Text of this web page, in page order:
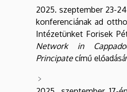
2025. szeptember 23-
konferenciának ad
Intézetünket Forisek
Network in
Principatecímű